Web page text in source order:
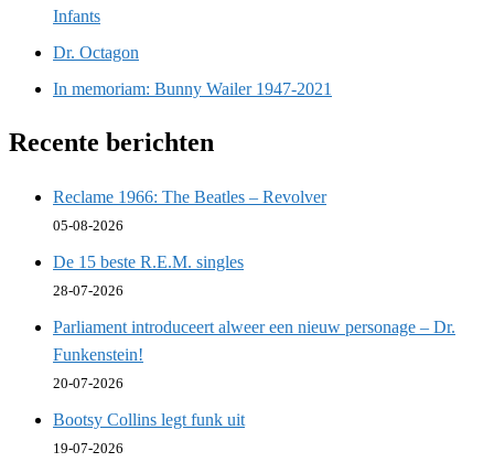
Infants
Dr. Octagon
In memoriam: Bunny Wailer 1947-2021
Recente berichten
Reclame 1966: The Beatles – Revolver
05-08-2026
De 15 beste R.E.M. singles
28-07-2026
Parliament introduceert alweer een nieuw personage – Dr.
Funkenstein!
20-07-2026
Bootsy Collins legt funk uit
19-07-2026